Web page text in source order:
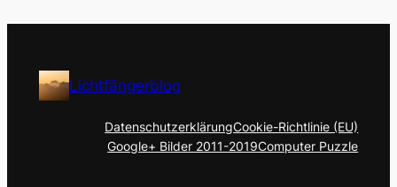
Lichtfängerblog
DatenschutzerklärungCookie-Richtlinie (EU)
Google+ Bilder 2011-2019Computer Puzzle